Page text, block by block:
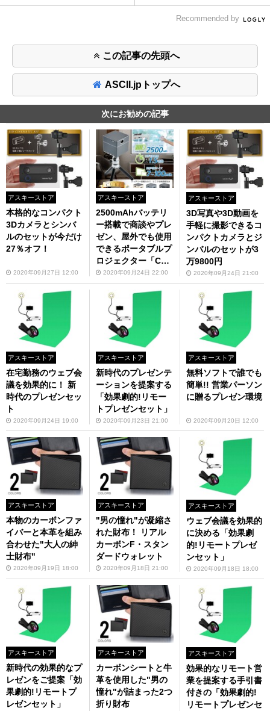
Recommended by
この記事の先頭へ
ASCII.jpトップへ
次にお勧めの記事
アスキーストア
本格的なコンパクト
3Dカメラとシンバ
ルのセットが今だけ
27％オフ！
2020年09月27日 12:00
アスキーストア
2500mAhバッテリ
ー搭載で商談やプレ
ゼン、屋外でも使用
できるポータブルプ
ロジェクター「CUB
E」2020年09月24日 22:00
アスキーストア
3D写真や3D動画を
手軽に撮影できるコ
ンパクトカメラとジ
ンバルのセットが3
万9800円
2020年09月24日 21:00
アスキーストア
在宅勤務のウェブ会
議を効果的に！ 新
時代のプレゼンセッ
ト
2020年09月24日 19:00
アスキーストア
新時代のプレゼンテ
ーションを提案する
「効果劇的!リモー
トプレゼンセット」
2020年09月23日 21:00
アスキーストア
無料ソフトで誰でも
簡単!! 営業パーソン
に贈るプレゼン環境
2020年09月20日 12:00
アスキーストア
本物のカーボンファ
イバーと本革を組み
合わせた"大人の紳
士財布"
2020年09月19日 18:00
アスキーストア
"男の憧れ"が凝縮さ
れた財布！ リアル
カーボンF・スタン
ダードウォレット
2020年09月18日 21:00
アスキーストア
ウェブ会議を効果的
に決める「効果劇
的!リモートプレゼ
ンセット」
2020年09月18日 18:00
アスキーストア
新時代の効果的なプ
レゼンをご提案「効
果劇的!リモートプ
レゼンセット」
アスキーストア
カーボンシートと牛
革を使用した"男の
憧れ"が詰まった2つ
折り財布
アスキーストア
効果的なリモート営
業を提案する手引書
付きの「効果劇的!
リモートプレゼンセ